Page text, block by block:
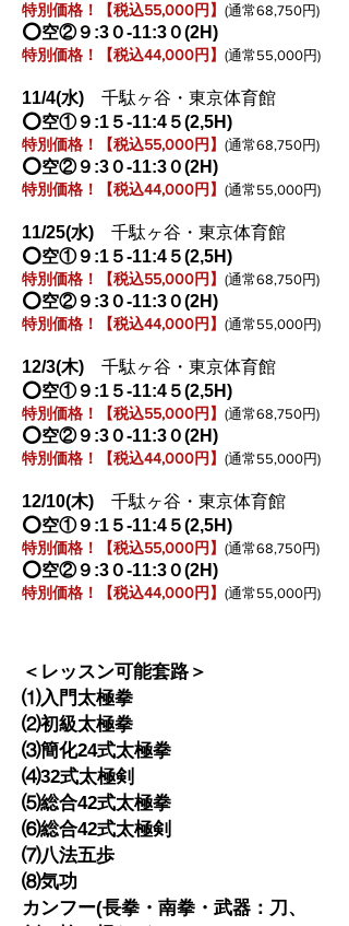
特別価格！【税込55,000円】 (通常68,750円)
⭕️空②９:3０-11:3０(2H)
特別価格！【税込44,000円】 (通常55,000円)
11/4(水) 千駄ヶ谷・東京体育館
⭕️空①９:1５-11:4５(2,5H)
特別価格！【税込55,000円】 (通常68,750円)
⭕️空②９:3０-11:3０(2H)
特別価格！【税込44,000円】 (通常55,000円)
11/25(水) 千駄ヶ谷・東京体育館
⭕️空①９:1５-11:4５(2,5H)
特別価格！【税込55,000円】 (通常68,750円)
⭕️空②９:3０-11:3０(2H)
特別価格！【税込44,000円】 (通常55,000円)
12/3(木) 千駄ヶ谷・東京体育館
⭕️空①９:1５-11:4５(2,5H)
特別価格！【税込55,000円】 (通常68,750円)
⭕️空②９:3０-11:3０(2H)
特別価格！【税込44,000円】 (通常55,000円)
12/10(木) 千駄ヶ谷・東京体育館
⭕️空①９:1５-11:4５(2,5H)
特別価格！【税込55,000円】 (通常68,750円)
⭕️空②９:3０-11:3０(2H)
特別価格！【税込44,000円】 (通常55,000円)
＜レッスン可能套路＞
⑴入門太極拳
⑵初級太極拳
⑶簡化24式太極拳
⑷32式太極剣
⑸総合42式太極拳
⑹総合42式太極剣
⑺八法五歩
⑻気功
カンフー(長拳・南拳・武器：刀、